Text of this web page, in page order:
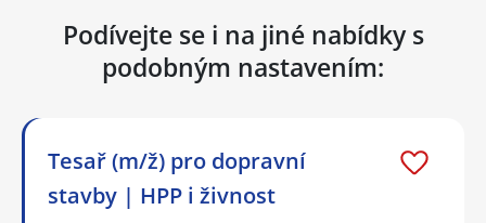
Podívejte se i na jiné nabídky s
podobným nastavením:
Tesař (m/ž) pro dopravní
stavby | HPP i živnost